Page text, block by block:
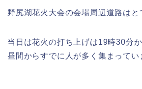
野尻湖花火大会の会場周辺道路はと
当日は花火の打ち上げは19時30分
昼間からすでに人が多く集まってい